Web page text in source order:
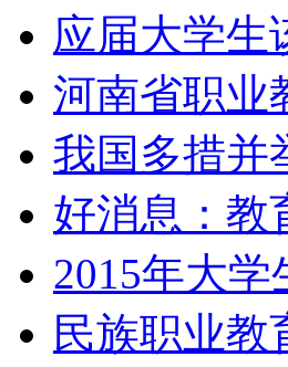
应届大学生
河南省职业
我国多措并
好消息：教
2015年大
民族职业教